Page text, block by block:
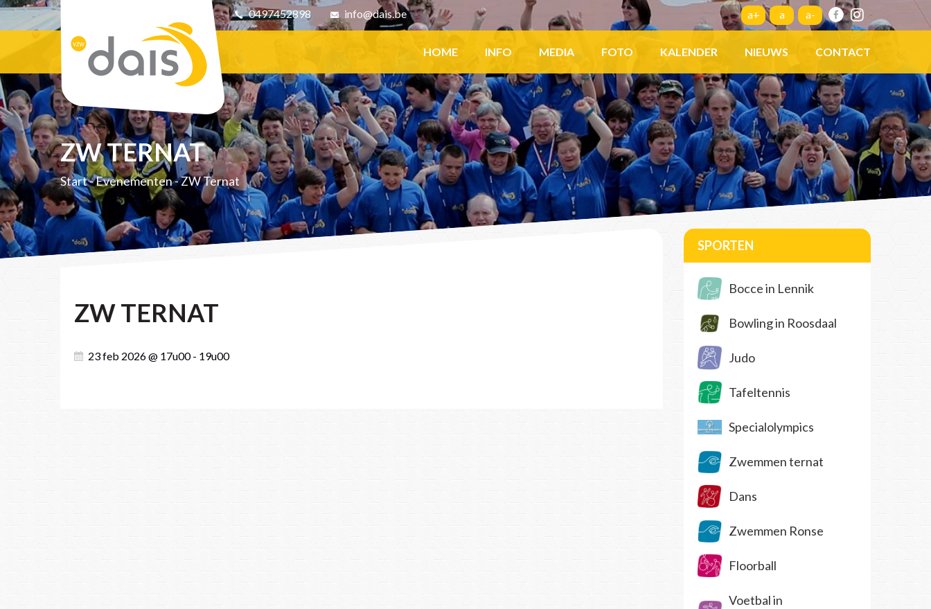
0497452898 info@dais.be Facebook a+ a a-
HOME INFO MEDIA FOTO KALENDER NIEUWS CONTACT
ZW TERNAT
Start-Evenementen-ZW Ternat
ZW TERNAT
23 feb 2026 @ 17u00 - 19u00
SPORTEN
Bocce in Lennik
Bowling in Roosdaal
Judo
Tafeltennis
Specialolympics
Zwemmen ternat
Dans
Zwemmen Ronse
Floorball
Voetbal in